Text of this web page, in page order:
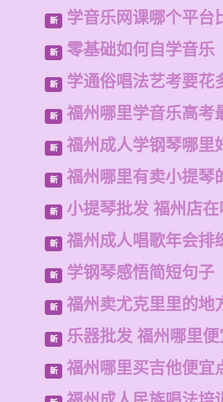
新 学音乐网课哪个平台
新 零基础如何自学音乐
新 学通俗唱法艺考要花
新 福州哪里学音乐高考
新 福州成人学钢琴哪里
新 福州哪里有卖小提琴
新 小提琴批发 福州店
新 福州成人唱歌年会排
新 学钢琴感悟简短句子
新 福州卖尤克里里的地
新 乐器批发 福州哪里
新 福州哪里买吉他便宜